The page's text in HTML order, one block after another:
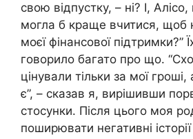
свою відпустку, – ні? І,
могла б краще вчитися, щоб
моєї фінансової підтримки?”
говорило багато про що.
цінували тільки за мої
є”, – сказав я, вирішивши
стосунки. Після цього моя
поширювати негативні